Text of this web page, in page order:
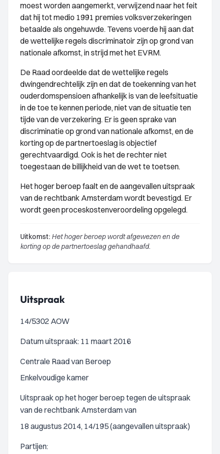
moest worden aangemerkt, verwijzend naar het feit
dat hij tot medio 1991 premies volksverzekeringen
betaalde als ongehuwde. Tevens voerde hij aan dat
de wettelijke regels discriminatoir zijn op grond van
nationale afkomst, in strijd met het EVRM.
De Raad oordeelde dat de wettelijke regels
dwingendrechtelijk zijn en dat de toekenning van het
ouderdomspensioen afhankelijk is van de leefsituatie
in de toe te kennen periode, niet van de situatie ten
tijde van de verzekering. Er is geen sprake van
discriminatie op grond van nationale afkomst, en de
korting op de partnertoeslag is objectief
gerechtvaardigd. Ook is het de rechter niet
toegestaan de billijkheid van de wet te toetsen.
Het hoger beroep faalt en de aangevallen uitspraak
van de rechtbank Amsterdam wordt bevestigd. Er
wordt geen proceskostenveroordeling opgelegd.
Uitkomst: Het hoger beroep wordt afgewezen en de
korting op de partnertoeslag gehandhaafd.
Uitspraak
14/5302 AOW
Datum uitspraak: 11 maart 2016
Centrale Raad van Beroep
Enkelvoudige kamer
Uitspraak op het hoger beroep tegen de uitspraak
van de rechtbank Amsterdam van
18 augustus 2014, 14/195 (aangevallen uitspraak)
Partijen: